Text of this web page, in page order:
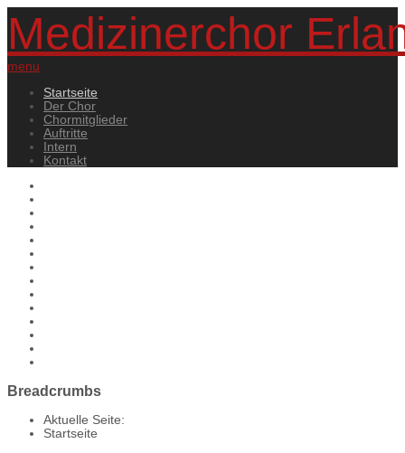
Medizinerchor
menu
Startseite
Der Chor
Chormitglieder
Auftritte
Intern
Kontakt
Breadcrumbs
Aktuelle Seite:
Startseite